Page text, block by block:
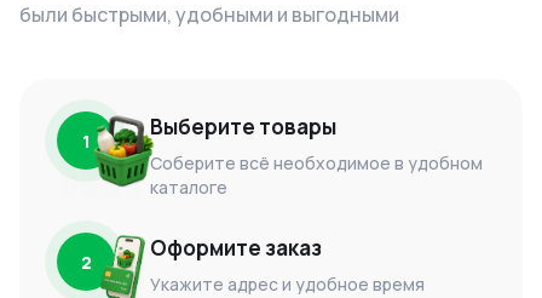
были быстрыми, удобными и выгодными
1 Выберите товары
Соберите всё необходимое в удобном
каталоге
2 Оформите заказ
Укажите адрес и удобное время